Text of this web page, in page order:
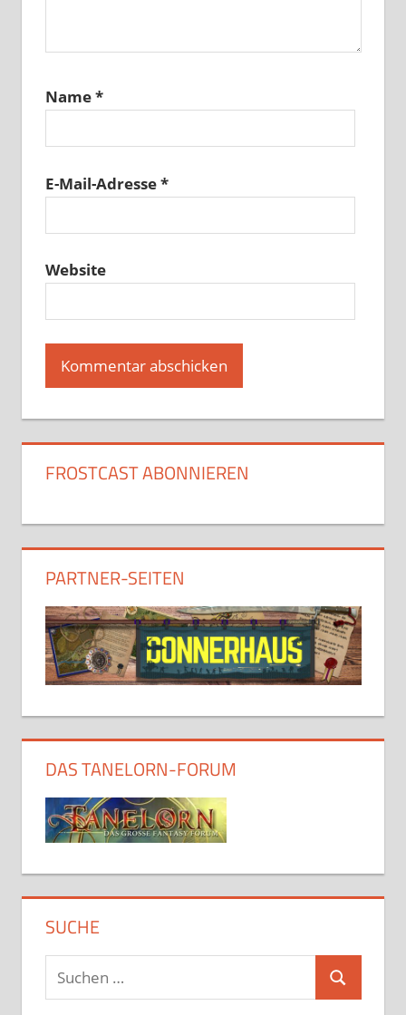
Name*
E-Mail-Adresse*
Website
FROSTCAST ABONNIEREN
PARTNER-SEITEN
DAS TANELORN-FORUM
SUCHE
Suchen
nach:
Suchen